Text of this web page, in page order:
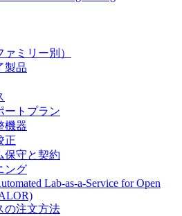
ミリー別）
製品
ートプラン
機器
正
保守と契約
ング
Lab-as-a-Service for Open
の注文方法